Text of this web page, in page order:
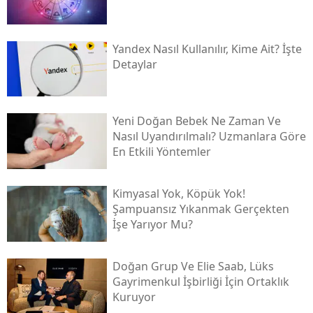
Yandex Nasıl Kullanılır, Kime Ait? İşte
Detaylar
Yeni Doğan Bebek Ne Zaman Ve
Nasıl Uyandırılmalı? Uzmanlara Göre
En Etkili Yöntemler
Kimyasal Yok, Köpük Yok!
Şampuansız Yıkanmak Gerçekten
İşe Yarıyor Mu?
Doğan Grup Ve Elie Saab, Lüks
Gayrimenkul İşbirliği İçin Ortaklık
Kuruyor